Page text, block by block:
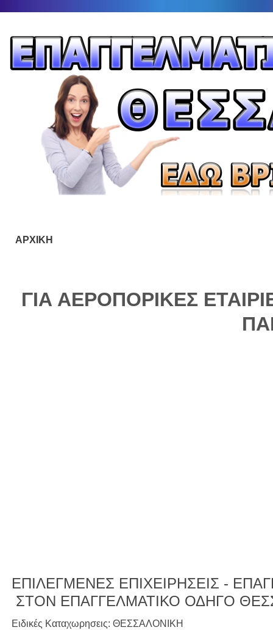
ΓΙΑ ΑΕΡΟΠΟΡΙΚΕΣ
ΕΠΙΛΕΓΜΕΝΕΣ ΕΠΙΧΕΙΡΗΣΕΙΣ -
ΣΤΟΝ ΕΠΑΓΓΕΛΜΑΤΙΚΟ ΟΔΗΓΟ
Ειδικές Καταχωρησεις: ΘΕΣΣΑΛΟΝΙΚΗ
ΑΡΧΙΚΗ